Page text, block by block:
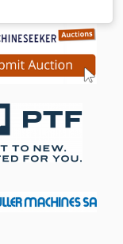
altura de
– venda
elevação: 4.300
de
Classe ISO: 2
ISO 2: 1.000–
externa: